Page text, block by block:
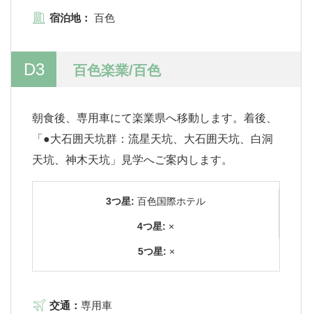
宿泊地： 百色
D3 百色楽業/百色
朝食後、専用車にて楽業県へ移動します。着後、
「●大石囲天坑群：流星天坑、大石囲天坑、白洞
天坑、神木天坑」見学へご案内します。
3つ星: 百色国際ホテル
4つ星: ×
5つ星: ×
交通： 専用車